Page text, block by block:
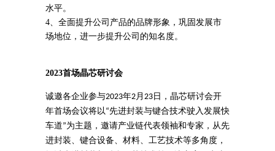
水平。
4、全面提升公司产品的品牌形象，巩固发展市
场地位，进一步提升公司的知名度。
2023首场晶芯研讨会
诚邀各企业参与2023年2月 23 日，晶芯研讨会开
年首场会议将以“先进封装与键合技术驶入发展快
车道”为主题，邀请产业链代表领袖和专家，从先
进封装、键合设备、材料、工艺技术等多角度，